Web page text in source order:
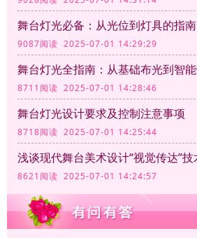
舞台灯光必备：从光位到灯具的指南
9087阅读 2025-07-01 14:29:29
8711阅读 2025-07-01 14:28:46
舞台灯光设计要求及控制注意事项
8718阅读 2025-07-01 14:25:44
8621阅读 2025-07-01 14:24:57